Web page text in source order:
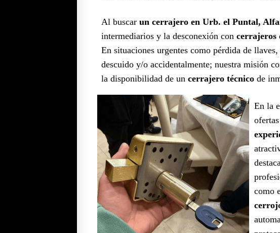
Al buscar un cerrajero en Urb. el Puntal,
intermediarios y la desconexión con cerrajeros
En situaciones urgentes como pérdida de
descuido y/o accidentalmente; nuestra misión
la disponibilidad de un cerrajero técnico de
En la
como